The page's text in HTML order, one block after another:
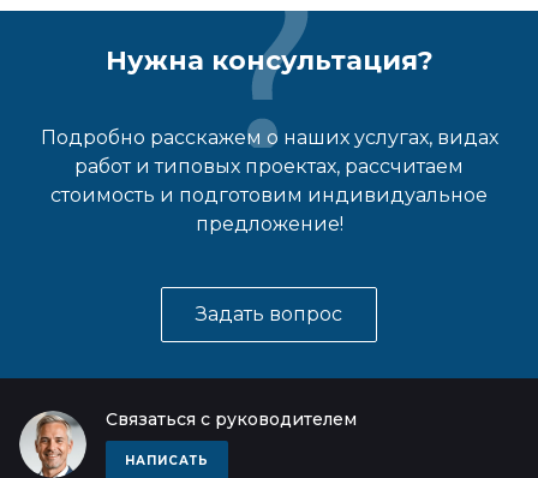
Нужна консультация?
Подробно расскажем о наших услугах, видах
работ и типовых проектах, рассчитаем
стоимость и подготовим индивидуальное
предложение!
Задать вопрос
Связаться с руководителем
НАПИСАТЬ